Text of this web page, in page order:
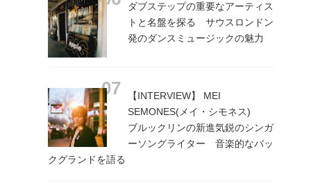
ダブステップの重要なアーティス
トと名盤を探る サウスロンドン
発のダンスミュージックの魅力
【INTERVIEW】 MEI
SEMONES(メイ・シモネス)
ブルックリンの新進気鋭のシンガ
ーソングライター 音楽的なバッ
クグランドを語る